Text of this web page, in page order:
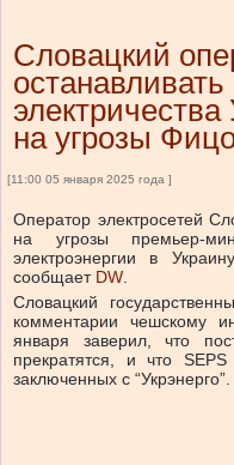
Словацкий
останавливать
на угрозы
[11:00 05 января 2025 года ]
Оператор электросетей
на угрозы премьер-
электроэнергии в
сообщает DW.
Словацкий
комментарии чешскому
января заверил, что
прекратятся, и что SEPS
заключенных с “Укрэнерго”.